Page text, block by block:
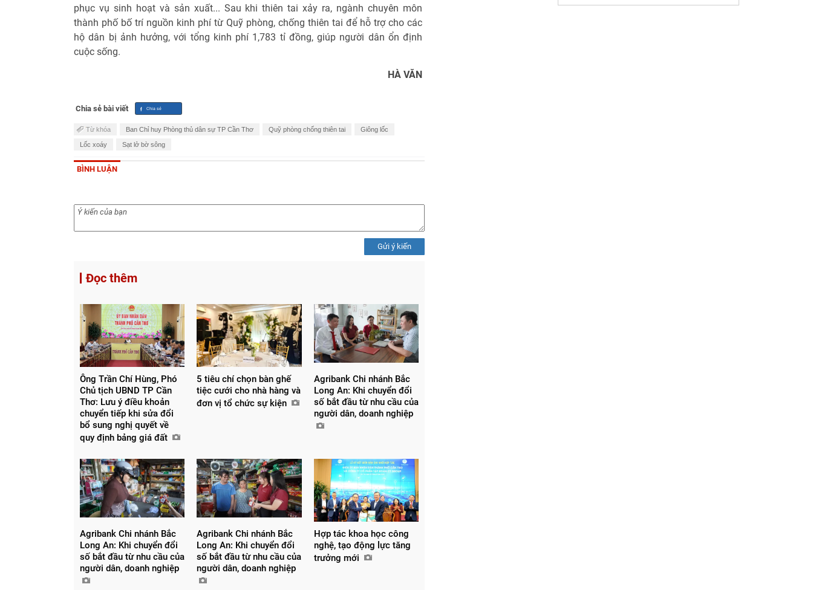
phục vụ sinh hoạt và sản xuất... Sau khi thiên tai xảy ra, ngành chuyên môn
thành phố bố trí nguồn kinh phí từ Quỹ phòng, chống thiên tai để hỗ trợ cho các
hộ dân bị ảnh hưởng, với tổng kinh phí 1,783 tỉ đồng, giúp người dân ổn định
cuộc sống.
HÀ VĂN
Chia sẻ bài viết
Từ khóa Ban Chỉ huy Phòng thủ dân sự TP Cần Thơ Quỹ phòng chống thiên tai Giông lốc
Lốc xoáy Sạt lở bờ sông
BÌNH LUẬN
Gửi ý kiến
Đọc thêm
Ông Trần Chí Hùng, Phó
Chủ tịch UBND TP Cần
Thơ: Lưu ý điều khoản
chuyển tiếp khi sửa đổi
bổ sung nghị quyết về
quy định bảng giá đất
5 tiêu chí chọn bàn ghế
tiệc cưới cho nhà hàng và
đơn vị tổ chức sự kiện
Agribank Chi nhánh Bắc
Long An: Khi chuyển đổi
số bắt đầu từ nhu cầu của
người dân, doanh nghiệp
Agribank Chi nhánh Bắc
Long An: Khi chuyển đổi
số bắt đầu từ nhu cầu của
người dân, doanh nghiệp
Agribank Chi nhánh Bắc
Long An: Khi chuyển đổi
số bắt đầu từ nhu cầu của
người dân, doanh nghiệp
Hợp tác khoa học công
nghệ, tạo động lực tăng
trưởng mới